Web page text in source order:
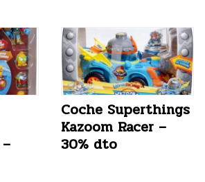
Coche Superthings
Kazoom Racer –
30% dto